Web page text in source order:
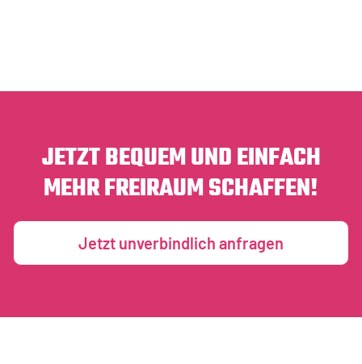
JETZT BEQUEM UND EINFACH
MEHR FREIRAUM SCHAFFEN!
Jetzt unverbindlich anfragen